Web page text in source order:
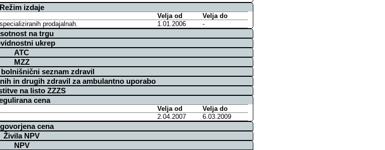
Režim izdaje
Velja od
Velja do
prodajalnah. 1.01.2006 -
na trgu
ukrep
ATC
MZZ
seznam zdravil
in drugih zdravil za ambulantno uporabo
na listo ZZZS
cena
Velja od
Velja do
2.04.2007 6.03.2009
cena
Živila NPV
NPV